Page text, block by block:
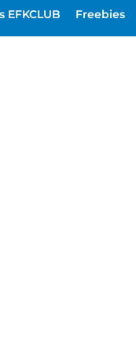
EFKCLUB Freebies